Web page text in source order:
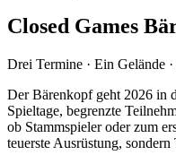
Closed Games
Drei Termine · Ein Gelände
Der Bärenkopf geht 2026 in
Spieltage, begrenzte
ob Stammspieler oder zum
teuerste Ausrüstung,